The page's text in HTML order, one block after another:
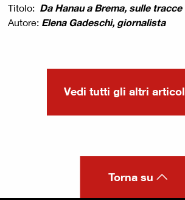
Titolo: Da Hanau a Brema, sulle
Autore: Elena Gadeschi, giornalista
Vedi tutti gli altri
Torna su